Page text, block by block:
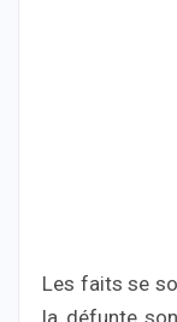
Les faits se